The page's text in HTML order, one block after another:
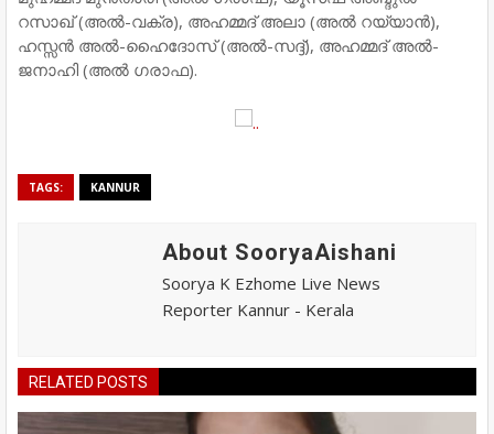
റസാഖ് (അൽ-വക്ര), അഹമ്മദ് അലാ (അൽ റയ്യാൻ),
ഹസ്സൻ അൽ-ഹൈദോസ് (അൽ-സദ്ദ്), അഹമ്മദ് അൽ-
ജനാഹി (അൽ ഗരാഫ).
TAGS: KANNUR
About SooryaAishani
Soorya K Ezhome Live News
Reporter Kannur - Kerala
RELATED POSTS